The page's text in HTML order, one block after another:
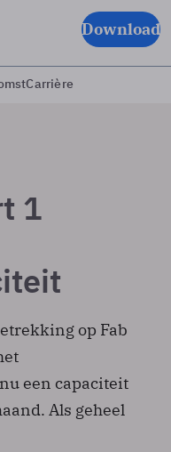
Download
Carrière
1
op Fab
een capaciteit
Als geheel